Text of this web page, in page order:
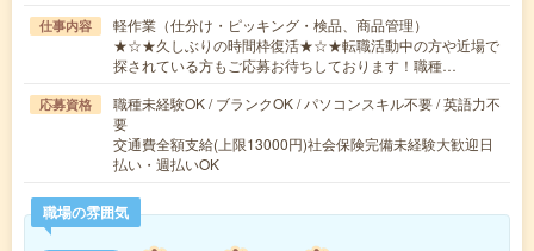
仕事内容
軽作業（仕分け・ピッキング・検品、商品管理）
★☆★久しぶりの時間枠復活★☆★転職活動中の方や近場で
探されている方もご応募お待ちしております！職種…
応募資格
職種未経験OK / ブランクOK / パソコンスキル不要 / 英語力不
要
交通費全額支給(上限13000円)社会保険完備未経験大歓迎日
払い・週払いOK
職場の雰囲気